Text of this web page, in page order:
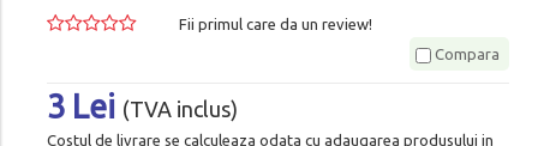
Fii primul care da un review!
Compara
3 Lei (TVA inclus)
Costul de livrare se calculeaza odata cu adaugarea produsului in